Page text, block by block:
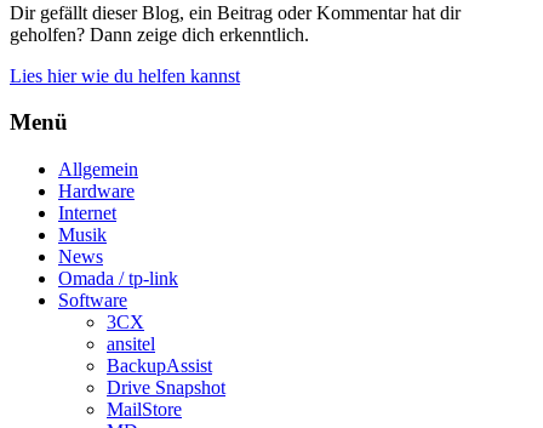
Dir gefällt dieser Blog, ein Beitrag oder Kommentar hat dir
geholfen? Dann zeige dich erkenntlich.
Lies hier wie du helfen kannst
Menü
Allgemein
Hardware
Internet
Musik
News
Omada / tp-link
Software
3CX
ansitel
BackupAssist
Drive Snapshot
MailStore